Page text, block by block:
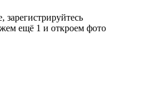
зарегистрируйтесь
ещё 1 и откроем фото